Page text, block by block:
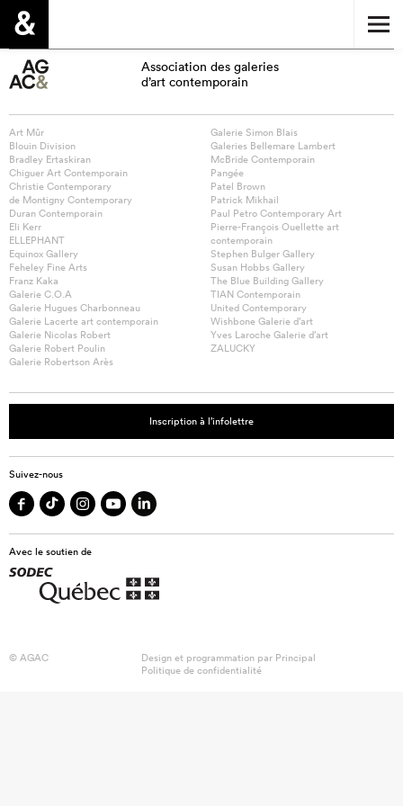
Association des galeries
d’art contemporain
Art Mûr
Blouin Division
Bradley Ertaskiran
Chiguer Art Contemporain
Christie Contemporary
de Montigny Contemporary
Duran Contemporain
Eli Kerr
ELLEPHANT
Equinox Gallery
Feheley Fine Arts
Franz Kaka
Galerie C.O.A
Galerie Hugues Charbonneau
Galerie Lacerte art contemporain
Galerie Nicolas Robert
Galerie Robert Poulin
Galerie Robertson Arès
Galerie Simon Blais
Galeries Bellemare Lambert
McBride Contemporain
Pangée
Patel Brown
Patrick Mikhail
Paul Petro Contemporary Art
Pierre-François Ouellette art
contemporain
Stephen Bulger Gallery
Susan Hobbs Gallery
The Blue Building Gallery
TIAN Contemporain
United Contemporary
Wishbone Galerie d’art
Yves Laroche Galerie d’art
ZALUCKY
Inscription à l’infolettre
Suivez-nous
Avec le soutien de
© AGAC Design et programmation par Principal
Politique de confidentialité